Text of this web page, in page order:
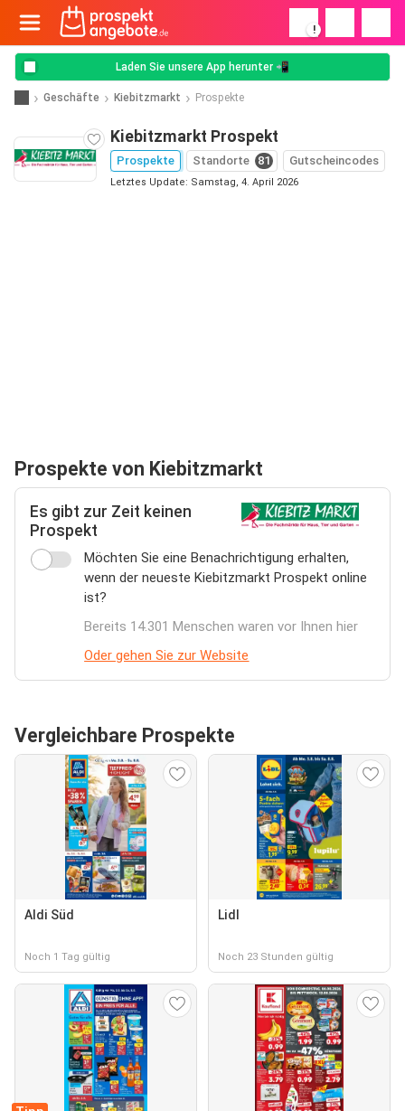
!
Laden Sie unsere App herunter 📲
Geschäfte Kiebitzmarkt Prospekte
Kiebitzmarkt Prospekt
Prospekte Standorte 81 Gutscheincodes
Letztes Update: Samstag, 4. April 2026
Prospekte von Kiebitzmarkt
Es gibt zur Zeit keinen
Prospekt
Möchten Sie eine Benachrichtigung erhalten,
wenn der neueste Kiebitzmarkt Prospekt online
ist?
Bereits 14.301 Menschen waren vor Ihnen hier
Oder gehen Sie zur Website
Vergleichbare Prospekte
Aldi Süd
Noch 1 Tag gültig
Lidl
Noch 23 Stunden gültig